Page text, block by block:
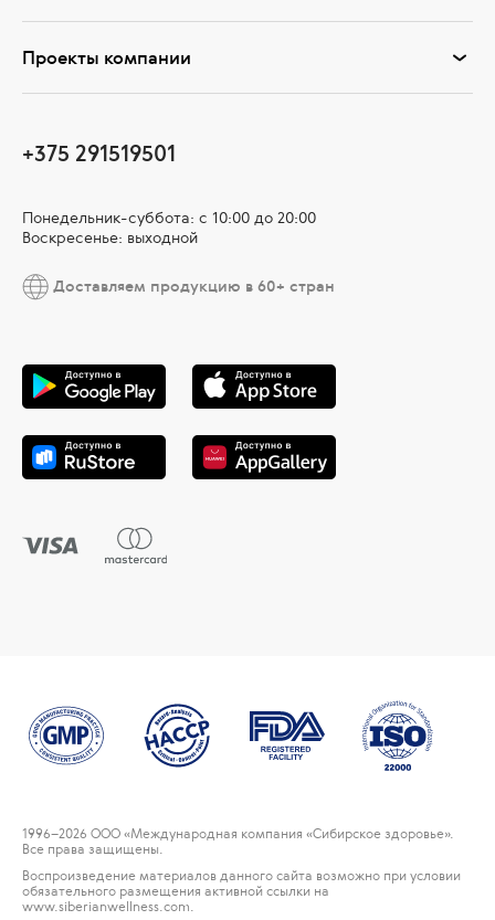
Проекты компании
+375 291519501
Понедельник-суббота: с 10:00 до 20:00
Воскресенье: выходной
Доставляем продукцию в 60+ стран
1996–2026 ООО «Международная компания «Сибирское здоровье».
Все права защищены.
Воспроизведение материалов данного сайта возможно при условии
обязательного размещения активной ссылки на
www.siberianwellness.com.